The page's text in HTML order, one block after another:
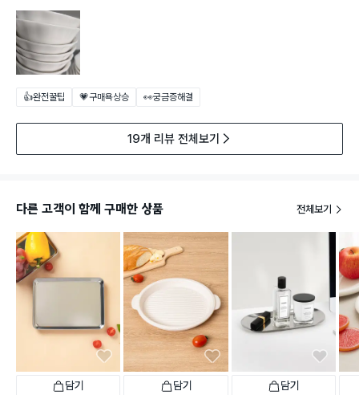
👍완전꿀팁 💗구매욕상승 👀궁금증해결
19개 리뷰 전체보기
다른 고객이 함께 구매한 상품 전체보기
담기 담기 담기